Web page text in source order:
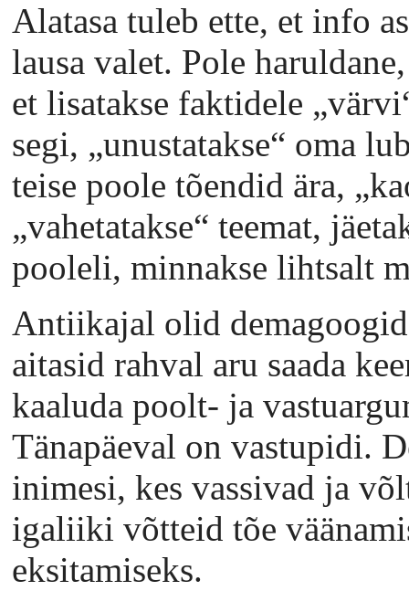
Alatasa tuleb ette, et info
lausa valet. Pole
et lisatakse faktidele
segi, „unustatakse“ oma
teise poole tõendid ära,
„vahetatakse“ teemat,
pooleli, minnakse lihtsalt
Antiikajal olid
aitasid rahval aru saada
kaaluda poolt- ja
Tänapäeval on vastupidi.
inimesi, kes vassivad ja
igaliiki võtteid tõe
eksitamiseks.